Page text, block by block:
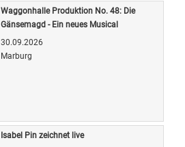
Waggonhalle Produktion No. 48: Die
Gänsemagd - Ein neues Musical
30.09.2026
Marburg
Isabel Pin zeichnet live